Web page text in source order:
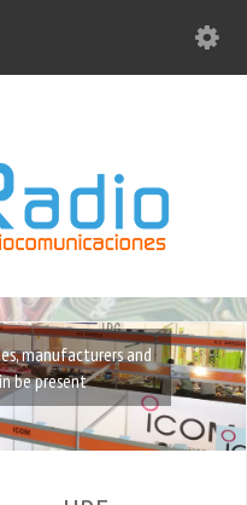
manufacturers and
be present